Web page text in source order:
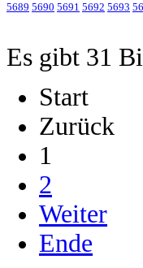
5689 5690 5691 5692 5693
Es gibt 31
Start
Zurück
1
2
Weiter
Ende